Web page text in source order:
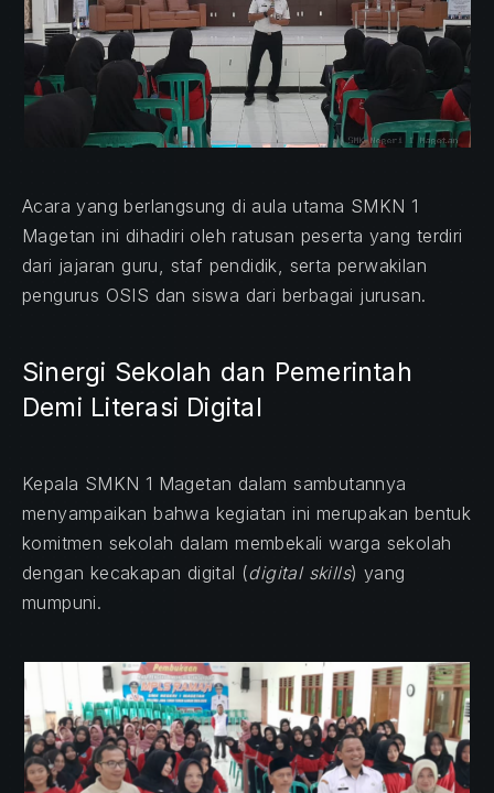
Acara yang berlangsung di aula utama SMKN 1
Magetan ini dihadiri oleh ratusan peserta yang terdiri
dari jajaran guru, staf pendidik, serta perwakilan
pengurus OSIS dan siswa dari berbagai jurusan.
Sinergi Sekolah dan Pemerintah
Demi Literasi Digital
Kepala SMKN 1 Magetan dalam sambutannya
menyampaikan bahwa kegiatan ini merupakan bentuk
komitmen sekolah dalam membekali warga sekolah
dengan kecakapan digital (digital skills) yang
mumpuni.